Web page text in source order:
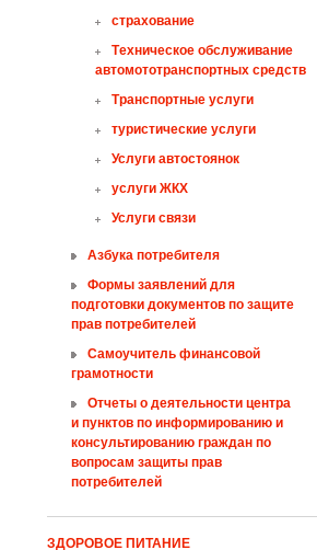
страхование
Tехническое обслуживание
автомототранспортных средств
Tранспортные услуги
туристические услуги
Услуги автостоянок
услуги ЖКХ
Услуги связи
Азбука потребителя
Формы заявлений для
подготовки документов по защите
прав потребителей
Самоучитель финансовой
грамотности
Отчеты о деятельности центра
и пунктов по информированию и
консультированию граждан по
вопросам защиты прав
потребителей
ЗДОРОВОЕ ПИТАНИЕ